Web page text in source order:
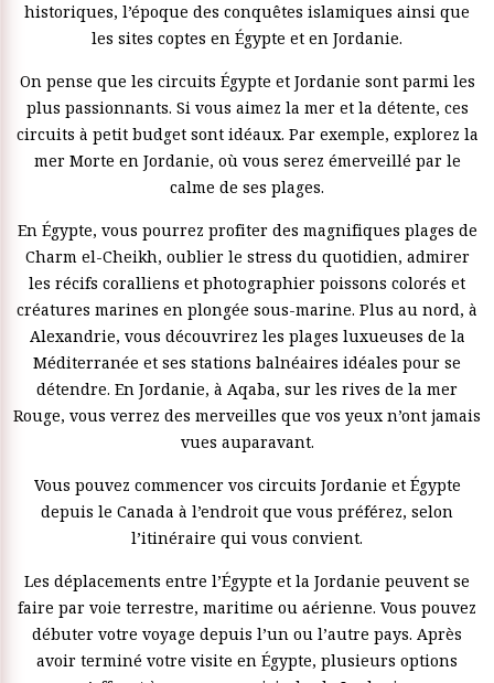
historiques, l’époque des conquêtes islamiques ainsi que
les sites coptes en Égypte et en Jordanie.
On pense que les circuits Égypte et Jordanie sont parmi les
plus passionnants. Si vous aimez la mer et la détente, ces
circuits à petit budget sont idéaux. Par exemple, explorez la
mer Morte en Jordanie, où vous serez émerveillé par le
calme de ses plages.
En Égypte, vous pourrez profiter des magnifiques plages de
Charm el-Cheikh, oublier le stress du quotidien, admirer
les récifs coralliens et photographier poissons colorés et
créatures marines en plongée sous-marine. Plus au nord, à
Alexandrie, vous découvrirez les plages luxueuses de la
Méditerranée et ses stations balnéaires idéales pour se
détendre. En Jordanie, à Aqaba, sur les rives de la mer
Rouge, vous verrez des merveilles que vos yeux n’ont jamais
vues auparavant.
Vous pouvez commencer vos circuits Jordanie et Égypte
depuis le Canada à l’endroit que vous préférez, selon
l’itinéraire qui vous convient.
Les déplacements entre l’Égypte et la Jordanie peuvent se
faire par voie terrestre, maritime ou aérienne. Vous pouvez
débuter votre voyage depuis l’un ou l’autre pays. Après
avoir terminé votre visite en Égypte, plusieurs options